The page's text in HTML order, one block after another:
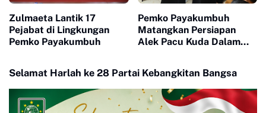
Zulmaeta Lantik 17
Pejabat di Lingkungan
Pemko Payakumbuh
Pemko Payakumbuh
Matangkan Persiapan
Alek Pacu Kuda Dalam
Selamat Harlah ke 28 Partai Kebangkitan Bangsa